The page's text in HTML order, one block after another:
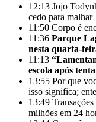
12:13 Jojo
cedo para malhar
11:50 Corpo é
11:36 Parque
nesta quarta-
11:13
escola após
13:55 Por que
isso significa;
13:49
milhões em 24